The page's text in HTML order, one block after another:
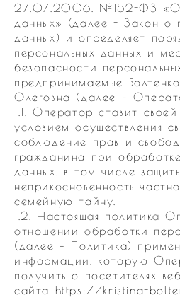
27.07.2006. №152-ФЗ «О
данных» (далее - Закон о
данных) и определяет
персональных данных и
безопасности
предпринимаемые
Олеговна (далее –
1.1. Оператор ставит
условием осуществления
соблюдение прав и
гражданина при
данных, в том числе
неприкосновенность
семейную тайну.
1.2. Настоящая политика
отношении обработки
(далее – Политика)
информации, которую
получить о посетителях
сайта https://kristina-